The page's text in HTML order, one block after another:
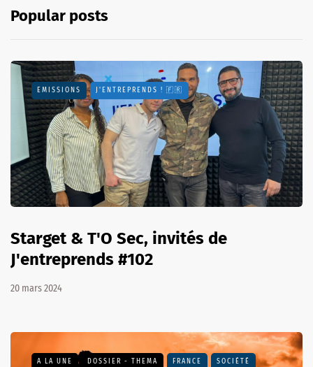
Popular posts
EMISSIONS J'ENTREPRENDS ! 🇫🇷
Starget & T'O Sec, invités de
J'entreprends #102
20 mars 2024
A LA UNE DOSSIER - THEMA FRANCE SOCIÉTÉ